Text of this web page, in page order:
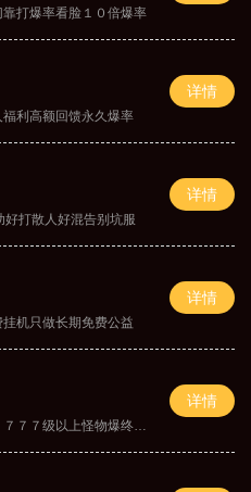
打爆率看脸１０倍爆率
福利高额回馈永久爆率
详情
好打散人好混告别坑服
详情
机只做长期免费公益
详情
７级以上怪物爆终极
详情